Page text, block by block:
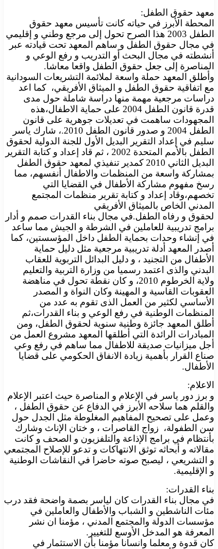
معهد حقوق الطفل:
المحطة الأبرز في حياته كانت تأسيس معهد حقوق
الطفل 2003 هذا الصرح تحول إلى مرجع وطني و إقليمي
في مجال حقوق الطفل و ساهم المعهد تحت قيادته عبر
أنشطته في مجال البحث أو التدريب و رفع الوعي و
المناصرة إلى جعل حقوق الطفل واقعا معاشا.
وأطلق المعهد حملة واسعة لملائمة التشريعات السودانية
مع اتفاقية حقوق الطفل و الميثاق الأفريقي، كما اعد
دراسات مرجعية مهمة منها دراسة شاملة حول مدى
قدرة قانون الطفل 2004 على حماية الاطفال،هذه
المجهودات ساهمت في تعديلات جوهرية على قانون
الطفل 2004 و صدور قانون الطفل 2010.، شارك ياسر
سليم في إعداد التقرير البديل الأول للجنة الدولية لحقوق
الطفل بالأمم المتحدة 2002 ، ثم قاد إعداد و كتابة التقرير
البديل الثاني 2010 كمدير تنفيذي لمعهد حقوق الطفل
بمشاركة واسعة من المنظمات والاطفال أنفسهم، مما
رسخ مفهوم مشاركة الأطفال في القضايا التي
تخصهم،وقاد إعداد و كتابة تقرير منظمات المجتمع
المدني الخاص بالميثاق الأفريقي
لحقوق و رفاه الطفل.في مجال بناء القدرات صمم و أدار
برامج تدريبية للعاملين في الشرطة و الجيش مما ساعد
في إنشاء وحدات بحماية الطفل داخل المؤسستين، كما
أصدر المعهد أدلة تدريبية مرجعية مثل دليل حماية
الأطفال من التجنيد ، و دليل البدائل التربوية للعقاب
البدني والذى اعتمد رسميا من وزارة التربية والتعليم
ولاية الخرطوم 2010، و كان نقطة تحول في مناهضة
العقوبات القاسية و المهينة وكان النواة و المصدر
الأساسي لكثير من العمل الذى تقوم به عدد من
المنظمات الوطنية في رفع الوعي و بناء القدرات،ثم
أطلق المعهد جائزة وطنية سنوية لحقوق الطفل، ومن
المبادرات الرائدة التي أطلقها المعهد مشروع العمل من
أجل ميزانيات صديقة للاطفال مما ساهم في رفع وعي
صناع القرار بأهمية زيادة الانفاق الحكومي على قضايا
الأطفال.
الاعلام:
و برز دور ياسر في الإعلام و المناصرة حيث اعتبر الإعلام
والقلم هما سلاحه الأبرز في الدفاع عن حقوق الطفل ،
وعمل على تصحيح المفاهيم المغلوطة مثل الجدل حول
سن الطفولة، زواج القاصرات ، و ختان الإناث وشارك
بأنتظام في برامج الإذاعة والتلفزيون و الصحف و كانت
مقالاته و أبحاثه توثق الانتهاكات و تدعو للإصلاح المجتمعي
و التشريعي ، ليصبح صوته حاضرا في النقاشات الوطنية
و الإقليمية.
بناء القدرات:
في مجال بناء القدرات كان لياسر بصمة واضحة فقد درب
مئات الناشطين و الشباب والأطفال والعاملين في
مؤسسات الدولة والمجتمع المدني ، مؤمنا ان نشر
المعرفة هو المدخل الأوسع للتغيير.
كان قدوة و معلما وانسانا مؤمنا بأن الاستثمار في